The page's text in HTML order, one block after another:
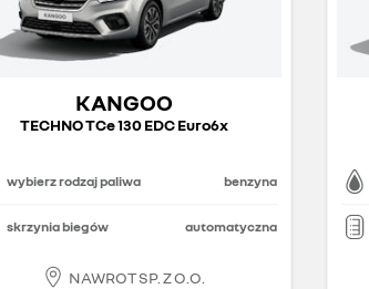
KANGOO
TECHNO TCe 130 EDC Euro6x
wybierz rodzaj paliwa benzyna
skrzynia biegów automatyczna
NAWROT SP. Z O.O.